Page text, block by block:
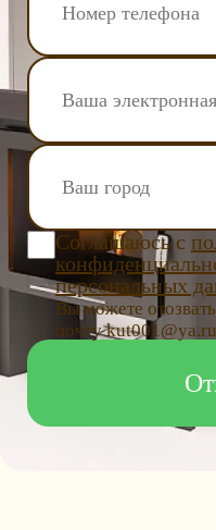
Соглашаюсь с
персональных
Вы можете
почту kut001@ya.ru